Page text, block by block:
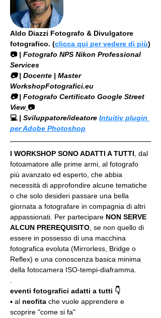
Aldo Diazzi Fotografo & Divulgatore
fotografico. (clicca qui per vedere di più)
📷 | Fotografo NPS Nikon Professional
Services
​📷 | Docente | Master
WorkshopFotografici.eu
📷 | Fotografo Certificato Google Street
View 📷
💻 | Sviluppatore/ideatore Intuitiv plugin
per Adobe Photoshop
I WORKSHOP SONO ADATTI A TUTTI , dal
fotoamatore alle prime armi, al fotografo
più avanzato ed esperto, che abbia
necessità di approfondire alcune tematiche
o che solo desideri passare una bella
giornata a fotografare in compagnia di altri
appassionati. Per partecipare NON SERVE
ALCUN PREREQUISITO , se non quello di
essere in possesso di una macchina
fotografica evoluta (Mirrorless, Bridge o
Reflex) e una conoscenza basica minima
della fotocamera ISO-tempi-diaframma.
eventi fotografici adatti a tutti 👇
▪️ al neofita che vuole apprendere e
scoprire "come si fa"